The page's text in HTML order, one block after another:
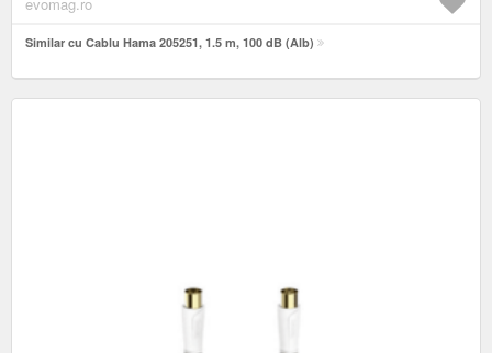
Similar cu Cablu Hama 205251, 1.5 m, 100 dB (Alb)